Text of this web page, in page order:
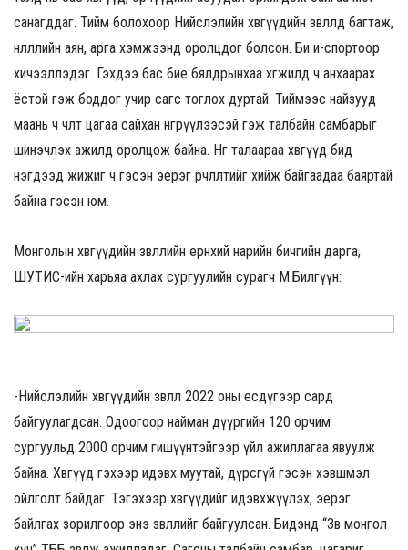
санагддаг. Тийм болохоор Нийслэлийн хөвгүүдийн зөвлөлд багтаж,
нөлөөллийн аян, арга хэмжээнд оролцдог болсон. Би и-спортоор
хичээллэдэг. Гэхдээ бас бие бялдрынхаа хөгжилд ч анхаарах
ёстой гэж боддог учир сагс тоглох дуртай. Тиймээс найзууд
маань ч чөлөөт цагаа сайхан өнгөрүүлээсэй гэж талбайн самбарыг
шинэчлэх ажилд оролцож байна. Нөгөө талаараа хөвгүүд бид
нэгдээд жижиг ч гэсэн эерэг өөрчлөлтийг хийж байгаадаа баяртай
байна гэсэн юм.
Монголын хөвгүүдийн зөвлөлийн ерөнхий нарийн бичгийн дарга,
ШУТИС-ийн харьяа ахлах сургуулийн сурагч М.Билгүүн:
-Нийслэлийн хөвгүүдийн зөвлөл 2022 оны есдүгээр сард
байгуулагдсан. Одоогоор найман дүүргийн 120 орчим
сургуульд 2000 орчим гишүүнтэйгээр үйл ажиллагаа явуулж
байна. Хөвгүүд гэхээр идэвх муутай, дүрсгүй гэсэн хэвшмэл
ойлголт байдаг. Тэгэхээр хөвгүүдийг идэвхжүүлэх, эерэг
байлгах зорилгоор энэ зөвлөлийг байгуулсан. Бидэнд “Зөв монгол